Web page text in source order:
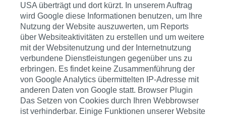
USA überträgt und dort kürzt. In unserem Auftrag
wird Google diese Informationen benutzen, um Ihre
Nutzung der Website auszuwerten, um Reports
über Websiteaktivitäten zu erstellen und um weitere
mit der Websitenutzung und der Internetnutzung
verbundene Dienstleistungen gegenüber uns zu
erbringen. Es findet keine Zusammenführung der
von Google Analytics übermittelten IP-Adresse mit
anderen Daten von Google statt. Browser Plugin
Das Setzen von Cookies durch Ihren Webbrowser
ist verhinderbar. Einige Funktionen unserer Website